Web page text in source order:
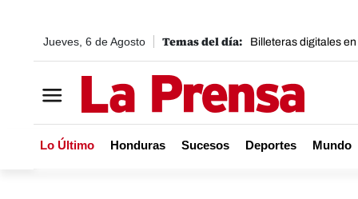
Jueves, 6 de Agosto Billeteras digitales
Lo Último Honduras Sucesos Deportes Mundo